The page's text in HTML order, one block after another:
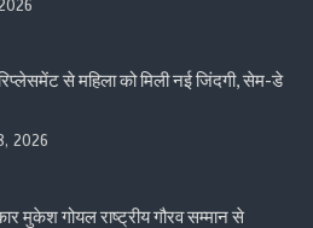
से महिला को मिली नई जिंदगी, सेम-डे
2026
मुकेश गोयल राष्ट्रीय गौरव सम्मान से